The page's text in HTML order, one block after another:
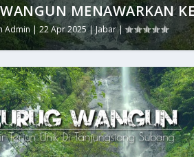
MENAWARKAN
Admin |22 Apr 2025|Jabar|